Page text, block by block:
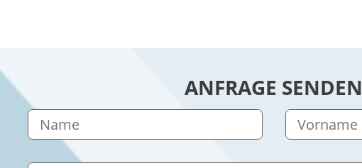
ANFRAGE SENDEN